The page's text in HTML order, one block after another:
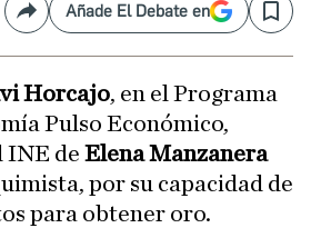
CompartirAñade El Debate en Save
Horcajo, en el Programa
Pulso Económico,
INE deElena Manzanera
por su capacidad de
para obtener oro.